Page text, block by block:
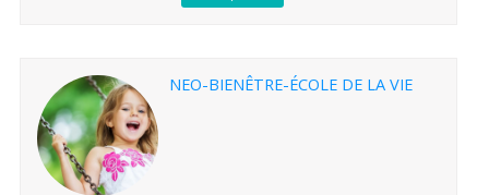
NEO-BIENÊTRE-ÉCOLE DE LA VIE